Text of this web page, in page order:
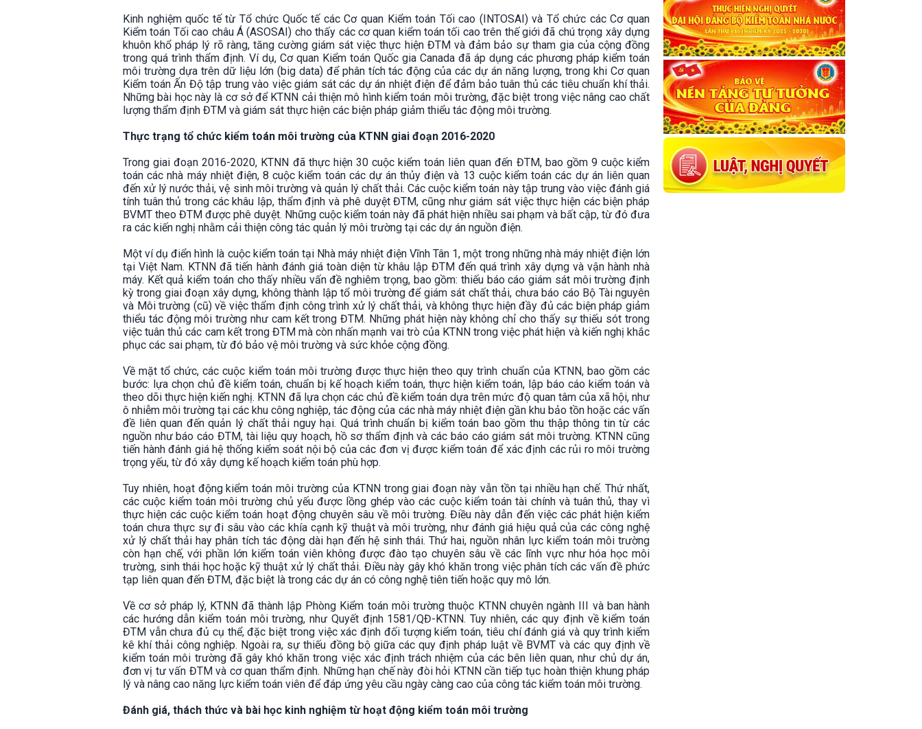
Kinh nghiệm quốc tế từ Tổ chức Quốc tế các Cơ quan Kiểm toán Tối cao (INTOSAI) và Tổ chức các Cơ quan
Kiểm toán Tối cao châu Á (ASOSAI) cho thấy các cơ quan kiểm toán tối cao trên thế giới đã chú trọng xây dựng
khuôn khổ pháp lý rõ ràng, tăng cường giám sát việc thực hiện ĐTM và đảm bảo sự tham gia của cộng đồng
trong quá trình thẩm định. Ví dụ, Cơ quan Kiểm toán Quốc gia Canada đã áp dụng các phương pháp kiểm toán
môi trường dựa trên dữ liệu lớn (big data) để phân tích tác động của các dự án năng lượng, trong khi Cơ quan
Kiểm toán Ấn Độ tập trung vào việc giám sát các dự án nhiệt điện để đảm bảo tuân thủ các tiêu chuẩn khí thải.
Những bài học này là cơ sở để KTNN cải thiện mô hình kiểm toán môi trường, đặc biệt trong việc nâng cao chất
lượng thẩm định ĐTM và giám sát thực hiện các biện pháp giảm thiểu tác động môi trường.
Thực trạng tổ chức kiểm toán môi trường của KTNN giai đoạn 2016-2020
Trong giai đoạn 2016-2020, KTNN đã thực hiện 30 cuộc kiểm toán liên quan đến ĐTM, bao gồm 9 cuộc kiểm
toán các nhà máy nhiệt điện, 8 cuộc kiểm toán các dự án thủy điện và 13 cuộc kiểm toán các dự án liên quan
đến xử lý nước thải, vệ sinh môi trường và quản lý chất thải. Các cuộc kiểm toán này tập trung vào việc đánh giá
tính tuân thủ trong các khâu lập, thẩm định và phê duyệt ĐTM, cũng như giám sát việc thực hiện các biện pháp
BVMT theo ĐTM được phê duyệt. Những cuộc kiểm toán này đã phát hiện nhiều sai phạm và bất cập, từ đó đưa
ra các kiến nghị nhằm cải thiện công tác quản lý môi trường tại các dự án nguồn điện.
Một ví dụ điển hình là cuộc kiểm toán tại Nhà máy nhiệt điện Vĩnh Tân 1, một trong những nhà máy nhiệt điện lớn
tại Việt Nam. KTNN đã tiến hành đánh giá toàn diện từ khâu lập ĐTM đến quá trình xây dựng và vận hành nhà
máy. Kết quả kiểm toán cho thấy nhiều vấn đề nghiêm trọng, bao gồm: thiếu báo cáo giám sát môi trường định
kỳ trong giai đoạn xây dựng, không thành lập tổ môi trường để giám sát chất thải, chưa báo cáo Bộ Tài nguyên
và Môi trường (cũ) về việc thẩm định công trình xử lý chất thải, và không thực hiện đầy đủ các biện pháp giảm
thiểu tác động môi trường như cam kết trong ĐTM. Những phát hiện này không chỉ cho thấy sự thiếu sót trong
việc tuân thủ các cam kết trong ĐTM mà còn nhấn mạnh vai trò của KTNN trong việc phát hiện và kiến nghị khắc
phục các sai phạm, từ đó bảo vệ môi trường và sức khỏe cộng đồng.
Về mặt tổ chức, các cuộc kiểm toán môi trường được thực hiện theo quy trình chuẩn của KTNN, bao gồm các
bước: lựa chọn chủ đề kiểm toán, chuẩn bị kế hoạch kiểm toán, thực hiện kiểm toán, lập báo cáo kiểm toán và
theo dõi thực hiện kiến nghị. KTNN đã lựa chọn các chủ đề kiểm toán dựa trên mức độ quan tâm của xã hội, như
ô nhiễm môi trường tại các khu công nghiệp, tác động của các nhà máy nhiệt điện gần khu bảo tồn hoặc các vấn
đề liên quan đến quản lý chất thải nguy hại. Quá trình chuẩn bị kiểm toán bao gồm thu thập thông tin từ các
nguồn như báo cáo ĐTM, tài liệu quy hoạch, hồ sơ thẩm định và các báo cáo giám sát môi trường. KTNN cũng
tiến hành đánh giá hệ thống kiểm soát nội bộ của các đơn vị được kiểm toán để xác định các rủi ro môi trường
trọng yếu, từ đó xây dựng kế hoạch kiểm toán phù hợp.
Tuy nhiên, hoạt động kiểm toán môi trường của KTNN trong giai đoạn này vẫn tồn tại nhiều hạn chế. Thứ nhất,
các cuộc kiểm toán môi trường chủ yếu được lồng ghép vào các cuộc kiểm toán tài chính và tuân thủ, thay vì
thực hiện các cuộc kiểm toán hoạt động chuyên sâu về môi trường. Điều này dẫn đến việc các phát hiện kiểm
toán chưa thực sự đi sâu vào các khía cạnh kỹ thuật và môi trường, như đánh giá hiệu quả của các công nghệ
xử lý chất thải hay phân tích tác động dài hạn đến hệ sinh thái. Thứ hai, nguồn nhân lực kiểm toán môi trường
còn hạn chế, với phần lớn kiểm toán viên không được đào tạo chuyên sâu về các lĩnh vực như hóa học môi
trường, sinh thái học hoặc kỹ thuật xử lý chất thải. Điều này gây khó khăn trong việc phân tích các vấn đề phức
tạp liên quan đến ĐTM, đặc biệt là trong các dự án có công nghệ tiên tiến hoặc quy mô lớn.
Về cơ sở pháp lý, KTNN đã thành lập Phòng Kiểm toán môi trường thuộc KTNN chuyên ngành III và ban hành
các hướng dẫn kiểm toán môi trường, như Quyết định 1581/QĐ-KTNN. Tuy nhiên, các quy định về kiểm toán
ĐTM vẫn chưa đủ cụ thể, đặc biệt trong việc xác định đối tượng kiểm toán, tiêu chí đánh giá và quy trình kiểm
kê khí thải công nghiệp. Ngoài ra, sự thiếu đồng bộ giữa các quy định pháp luật về BVMT và các quy định về
kiểm toán môi trường đã gây khó khăn trong việc xác định trách nhiệm của các bên liên quan, như chủ dự án,
đơn vị tư vấn ĐTM và cơ quan thẩm định. Những hạn chế này đòi hỏi KTNN cần tiếp tục hoàn thiện khung pháp
lý và nâng cao năng lực kiểm toán viên để đáp ứng yêu cầu ngày càng cao của công tác kiểm toán môi trường.
Đánh giá, thách thức và bài học kinh nghiệm từ hoạt động kiểm toán môi trường